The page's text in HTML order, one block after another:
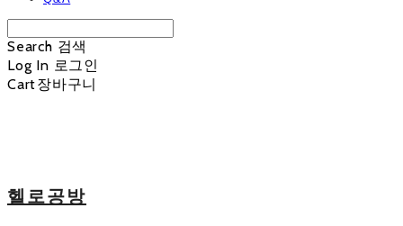
Search 검색
Log In 로그인
Cart장바구니
헬로공방